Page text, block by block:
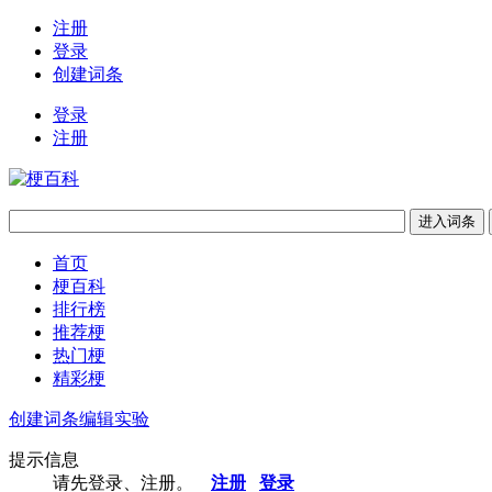
注册
登录
创建词条
登录
注册
首页
梗百科
排行榜
推荐梗
热门梗
精彩梗
创建词条编辑实验
提示信息
请先登录、注册。 注册 登录